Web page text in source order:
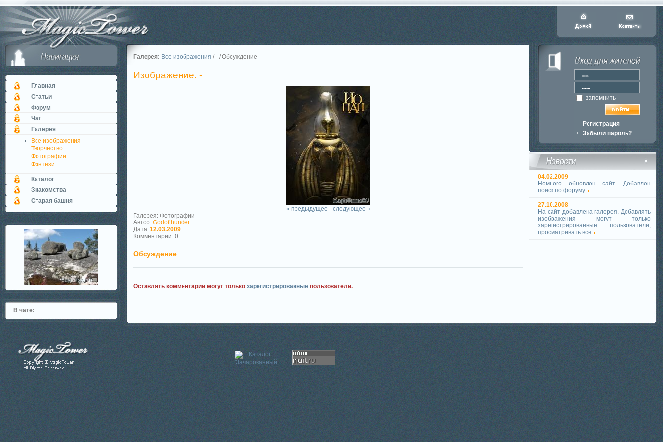
Главная
Статьи
Форум
Чат
Галерея
Все изображения
Творчество
Фотографии
Фэнтези
Каталог
Знакомства
Старая башня
В чате:
Галерея: Все изображения /- / Обсуждение
Изображение: -
« предыдущее
следующее »
Галерея: Фотографии
Автор: Godofthunder
Дата: 12.03.2009
Комментарии: 0
Обсуждение
Оставлять комментарии могут только зарегистрированные пользователи.
запомнить
Регистрация
Забыли пароль?
04.02.2009
Немного обновлен сайт. Добавлен
поиск по форуму.
27.10.2008
На сайт добавлена галерея. Добавлять
изображения могут только
зарегистрированные пользователи,
просматривать все.